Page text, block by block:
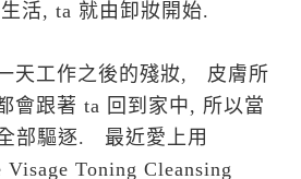
活, ta 就由卸妝開始.
天工作之後的殘妝, 皮膚所
會跟著 ta 回到家中, 所以當
部驅逐. 最近愛上用
Visage Toning Cleansing